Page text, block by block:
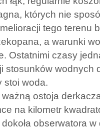
których nie
tego terenu
a warunki
Ostatnimi czasy
stosunków wodnych
stoi woda.
ostoja
na kilometr
obserwatora w